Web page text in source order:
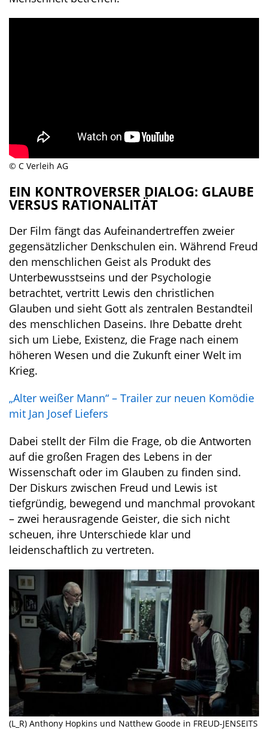
© C Verleih AG
EIN KONTROVERSER DIALOG: GLAUBE
VERSUS RATIONALITÄT
Der Film fängt das Aufeinandertreffen zweier
gegensätzlicher Denkschulen ein. Während Freud
den menschlichen Geist als Produkt des
Unterbewusstseins und der Psychologie
betrachtet, vertritt Lewis den christlichen
Glauben und sieht Gott als zentralen Bestandteil
des menschlichen Daseins. Ihre Debatte dreht
sich um Liebe, Existenz, die Frage nach einem
höheren Wesen und die Zukunft einer Welt im
Krieg.
„Alter weißer Mann“ – Trailer zur neuen Komödie
mit Jan Josef Liefers
Dabei stellt der Film die Frage, ob die Antworten
auf die großen Fragen des Lebens in der
Wissenschaft oder im Glauben zu finden sind.
Der Diskurs zwischen Freud und Lewis ist
tiefgründig, bewegend und manchmal provokant
– zwei herausragende Geister, die sich nicht
scheuen, ihre Unterschiede klar und
leidenschaftlich zu vertreten.
(L_R) Anthony Hopkins und Natthew Goode in FREUD-JENSEITS